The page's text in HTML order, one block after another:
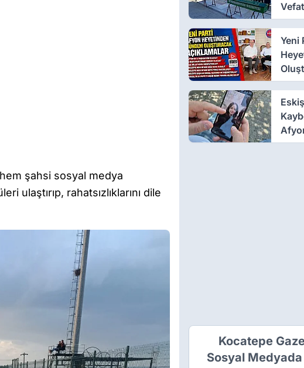
şahsi sosyal medya
ulaştırıp, rahatsızlıklarını dile
Yeni
Kocatepe
Sosyal